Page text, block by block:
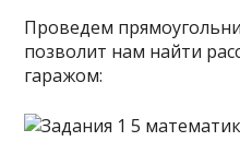
Проведем
позволит нам найти
гаражом: